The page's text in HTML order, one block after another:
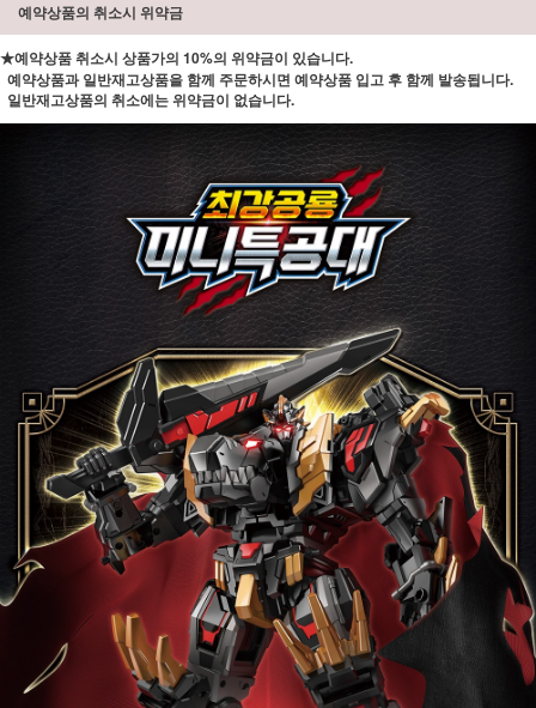
예약상품의 취소시 위약금
★예약상품 취소시 상품가의 10%의 위약금이 있습니다.
예약상품과 일반재고상품을 함께 주문하시면 예약상품 입고 후 함께 발송됩니다.
일반재고상품의 취소에는 위약금이 없습니다.